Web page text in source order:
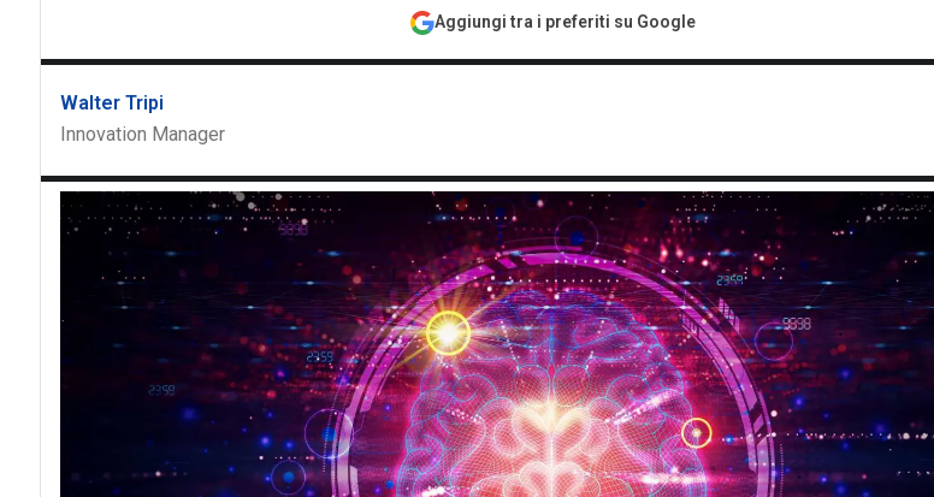
Aggiungi tra i preferiti su Google
Walter Tripi
Innovation Manager